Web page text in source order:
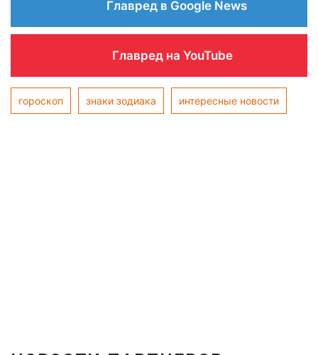
Главред в Google News
Главред на YouTube
гороскоп знаки зодиака интересные новости